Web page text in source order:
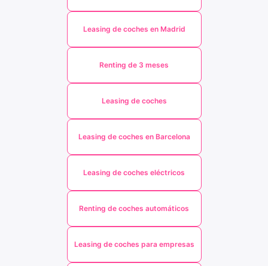
Leasing de coches en Madrid
Renting de 3 meses
Leasing de coches
Leasing de coches en Barcelona
Leasing de coches eléctricos
Renting de coches automáticos
Leasing de coches para empresas